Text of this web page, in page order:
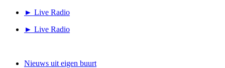
► Live Radio
► Live Radio
Nieuws uit eigen buurt